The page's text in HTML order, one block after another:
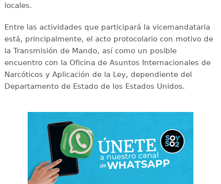
locales.
Entre las actividades que participará la vicemandataria
está, principalmente, el acto protocolario con motivo de
la Transmisión de Mando, así como un posible
encuentro con la Oficina de Asuntos Internacionales de
Narcóticos y Aplicación de la Ley, dependiente del
Departamento de Estado de los Estados Unidos.